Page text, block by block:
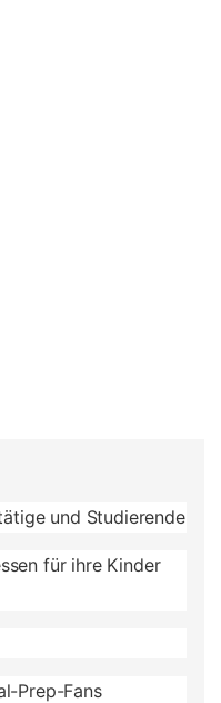
und Studierende
für ihre Kinder
Prep-Fans